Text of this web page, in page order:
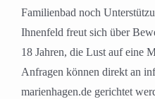
Familienbad noch
Ihnenfeld freut sich über
18 Jahren, die Lust auf eine
Anfragen können direkt an
marienhagen.de gerichtet